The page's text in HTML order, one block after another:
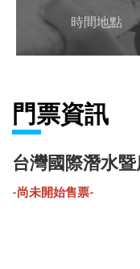
時間地點
門票資訊
台灣國際潛水
-尚未開始售票-